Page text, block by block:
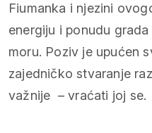
Fiumanka i njezini
energiju i ponudu
moru. Poziv je upućen
zajedničko stvaranje
važnije – vraćati joj se.